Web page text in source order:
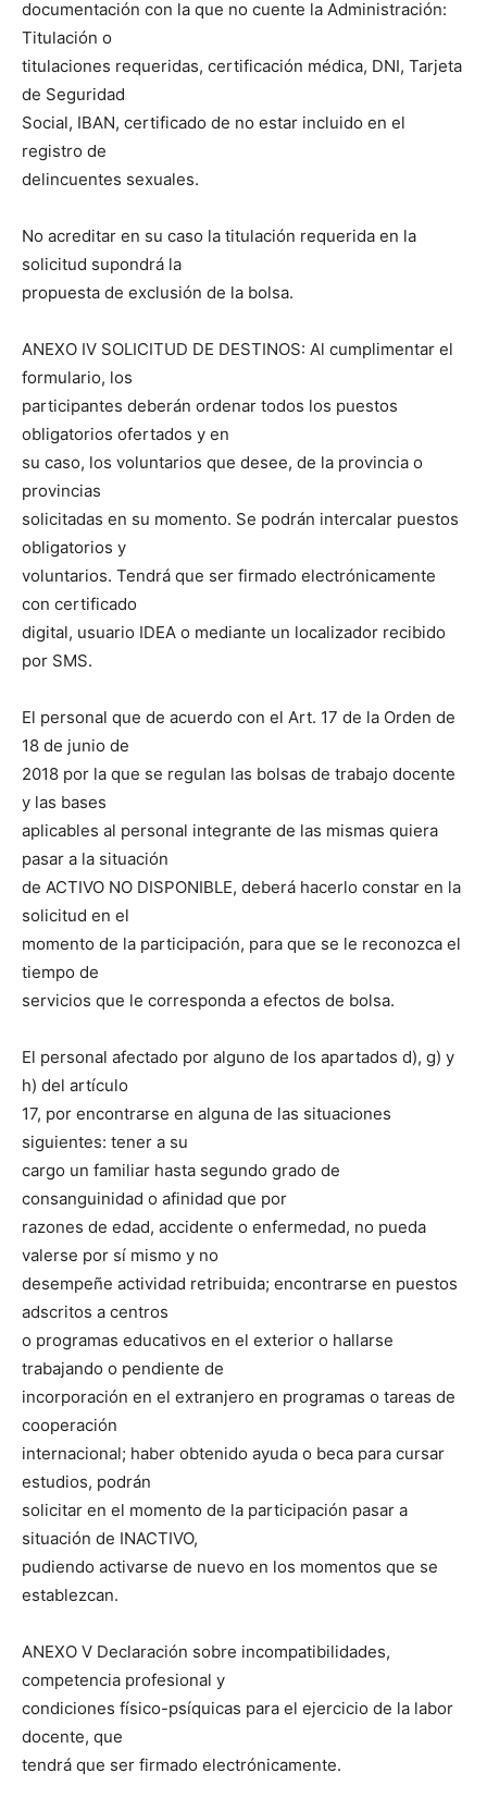
documentación con la que no cuente la Administración:
Titulación o
titulaciones requeridas, certificación médica, DNI, Tarjeta
de Seguridad
Social, IBAN, certificado de no estar incluido en el
registro de
delincuentes sexuales.
No acreditar en su caso la titulación requerida en la
solicitud supondrá la
propuesta de exclusión de la bolsa.
ANEXO IV SOLICITUD DE DESTINOS: Al cumplimentar el
formulario, los
participantes deberán ordenar todos los puestos
obligatorios ofertados y en
su caso, los voluntarios que desee, de la provincia o
provincias
solicitadas en su momento. Se podrán intercalar puestos
obligatorios y
voluntarios. Tendrá que ser firmado electrónicamente
con certificado
digital, usuario IDEA o mediante un localizador recibido
por SMS.
El personal que de acuerdo con el Art. 17 de la Orden de
18 de junio de
2018 por la que se regulan las bolsas de trabajo docente
y las bases
aplicables al personal integrante de las mismas quiera
pasar a la situación
de ACTIVO NO DISPONIBLE, deberá hacerlo constar en la
solicitud en el
momento de la participación, para que se le reconozca el
tiempo de
servicios que le corresponda a efectos de bolsa.
El personal afectado por alguno de los apartados d), g) y
h) del artículo
17, por encontrarse en alguna de las situaciones
siguientes: tener a su
cargo un familiar hasta segundo grado de
consanguinidad o afinidad que por
razones de edad, accidente o enfermedad, no pueda
valerse por sí mismo y no
desempeñe actividad retribuida; encontrarse en puestos
adscritos a centros
o programas educativos en el exterior o hallarse
trabajando o pendiente de
incorporación en el extranjero en programas o tareas de
cooperación
internacional; haber obtenido ayuda o beca para cursar
estudios, podrán
solicitar en el momento de la participación pasar a
situación de INACTIVO,
pudiendo activarse de nuevo en los momentos que se
establezcan.
ANEXO V Declaración sobre incompatibilidades,
competencia profesional y
condiciones físico-psíquicas para el ejercicio de la labor
docente, que
tendrá que ser firmado electrónicamente.